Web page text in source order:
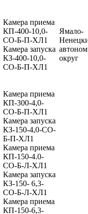
Камера приема
КП-400-10,0-
СО-Б-П-ХЛ1
Камера запуска
КЗ-400-10,0-
СО-Б-П-ХЛ1
Ямало-
округ
Камера приема
КП-300-4,0-
СО-Б-П-ХЛ1
Камера запуска
КЗ-150-4,0-СО-
Б-П-ХЛ1
Камера приема
КП-150-4.0-
СО-Б-Л-ХЛ1
Камера запуска
КЗ-150- 6,3-
СО-Б-Л-ХЛ1
Камера приема
КП-150-6,3-